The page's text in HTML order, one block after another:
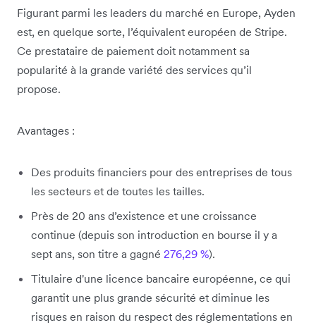
Figurant parmi les leaders du marché en Europe, Ayden
est, en quelque sorte, l’équivalent européen de Stripe.
Ce prestataire de paiement doit notamment sa
popularité à la grande variété des services qu’il
propose.
Avantages :
Des produits financiers pour des entreprises de tous
les secteurs et de toutes les tailles.
Près de 20 ans d’existence et une croissance
continue (depuis son introduction en bourse il y a
sept ans, son titre a gagné 276,29 %).
Titulaire d'une licence bancaire européenne, ce qui
garantit une plus grande sécurité et diminue les
risques en raison du respect des réglementations en